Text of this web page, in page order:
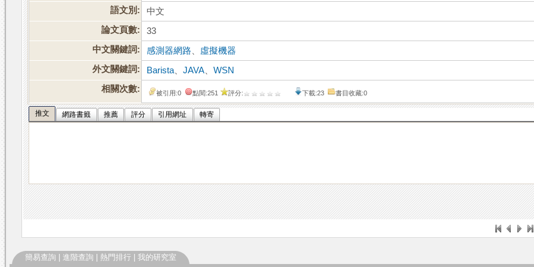
語文別:
中文
論文頁數:
33
中文關鍵詞:
感測器網路
虛擬機器
外文關鍵詞:
Barista 、JAVA 、WSN
相關次數:
被引用:0 點閱:251 評分: 下載:23 書目收藏:0
推文 網路書籤 推薦 評分 引用網址 轉寄
簡易查詢 進階查詢 熱門排行 我的研究室